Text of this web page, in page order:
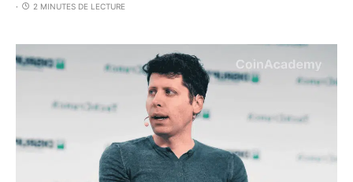
2 MINUTES DE LECTURE